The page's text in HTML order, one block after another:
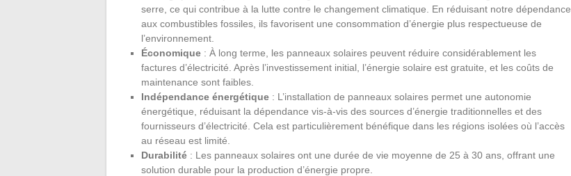
serre, ce qui contribue à la lutte contre le changement climatique. En réduisant notre dépendance
aux combustibles fossiles, ils favorisent une consommation d’énergie plus respectueuse de
l’environnement.
Économique : À long terme, les panneaux solaires peuvent réduire considérablement les
factures d’électricité. Après l’investissement initial, l’énergie solaire est gratuite, et les coûts de
maintenance sont faibles.
Indépendance énergétique : L’installation de panneaux solaires permet une autonomie
énergétique, réduisant la dépendance vis-à-vis des sources d’énergie traditionnelles et des
fournisseurs d’électricité. Cela est particulièrement bénéfique dans les régions isolées où l’accès
au réseau est limité.
Durabilité : Les panneaux solaires ont une durée de vie moyenne de 25 à 30 ans, offrant une
solution durable pour la production d’énergie propre.